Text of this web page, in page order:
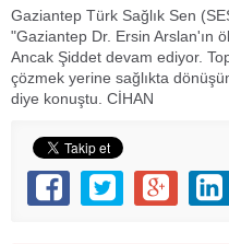
Gaziantep Türk Sağlık Sen
"Gaziantep Dr. Ersin Arslan'ın
Ancak Şiddet devam ediyor.
çözmek yerine sağlıkta
diye konuştu. CİHAN